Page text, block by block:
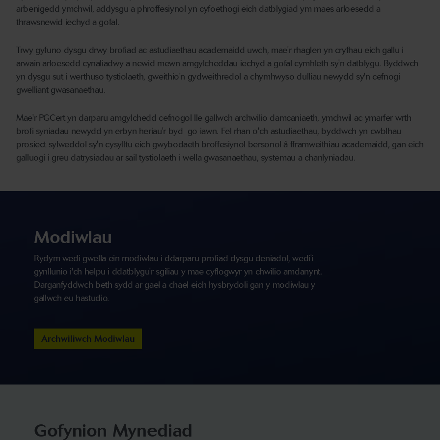
arbenigedd ymchwil, addysgu a phroffesiynol yn cyfoethogi eich datblygiad ym maes arloesedd a
thrawsnewid iechyd a gofal.
Trwy gyfuno dysgu drwy brofiad ac astudiaethau academaidd uwch, mae'r rhaglen yn cryfhau eich gallu i
arwain arloesedd cynaliadwy a newid mewn amgylcheddau iechyd a gofal cymhleth sy'n datblygu. Byddwch
yn dysgu sut i werthuso tystiolaeth, gweithio'n gydweithredol a chymhwyso dulliau newydd sy'n cefnogi
gwelliant gwasanaethau.
Mae'r PGCert yn darparu amgylchedd cefnogol lle gallwch archwilio damcaniaeth, ymchwil ac ymarfer wrth
brofi syniadau newydd yn erbyn heriau'r byd go iawn. Fel rhan o'ch astudiaethau, byddwch yn cwblhau
prosiect sylweddol sy'n cysylltu eich gwybodaeth broffesiynol bersonol â fframweithiau academaidd, gan eich
galluogi i greu datrysiadau ar sail tystiolaeth i wella gwasanaethau, systemau a chanlyniadau.
Modiwlau
Rydym wedi gwella ein modiwlau i ddarparu profiad dysgu deniadol, wedi'i
gynllunio i'ch helpu i ddatblygu'r sgiliau y mae cyflogwyr yn chwilio amdanynt.
Darganfyddwch beth sydd ar gael a chael eich hysbrydoli gan y modiwlau y
gallwch eu hastudio.
Archwiliwch Modiwlau
Gofynion Mynediad